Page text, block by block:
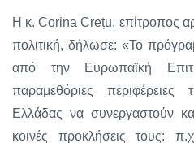
Η κ. Corina Crețu, επίτροπος
πολιτική, δήλωσε: «Το
από την Ευρωπαϊκή
παραμεθόριες
Ελλάδας να συνεργαστούν
κοινές προκλήσεις τους: